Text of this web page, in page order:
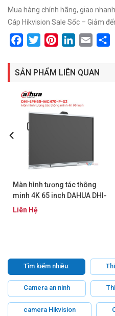
Mua hàng chính hãng, giao
Cáp Hikvision Sale Sốc – Giảm
FacebookTwitterPinterestLinkedIn
Email
SẢN PHẨM LIÊN QUAN
Màn hình tương tác thông
minh 4K 65 inch DAHUA DHI-
LPH65-MC470-P-S2
Liên Hệ
Tìm kiếm nhiều:
Camera an ninh
camera Hikvision